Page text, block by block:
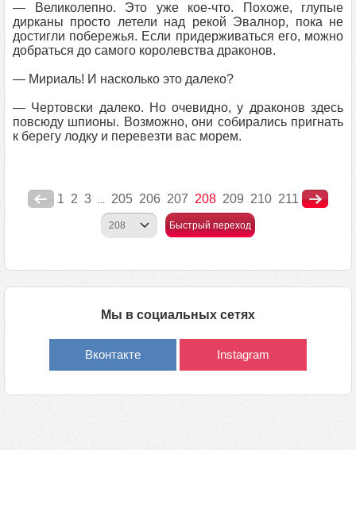
— Великолепно. Это уже кое-что. Похоже, глупые
дирканы просто летели над рекой Эвалнор, пока не
достигли побережья. Если придерживаться его, можно
добраться до самого королевства драконов.
— Мириаль! И насколько это далеко?
— Чертовски далеко. Но очевидно, у драконов здесь
повсюду шпионы. Возможно, они собирались пригнать
к берегу лодку и перевезти вас морем.
1 2 3 ... 205 206 207 208 209 210 211
Быстрый переход
Мы в социальных сетях
Вконтакте Instagram